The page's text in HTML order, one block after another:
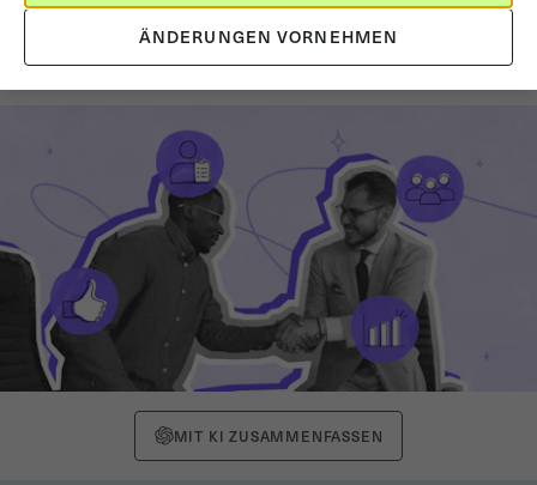
Grundlagen für kleine
Unternehmen
MIT KI ZUSAMMENFASSEN
ÄNDERUNGEN VORNEHMEN